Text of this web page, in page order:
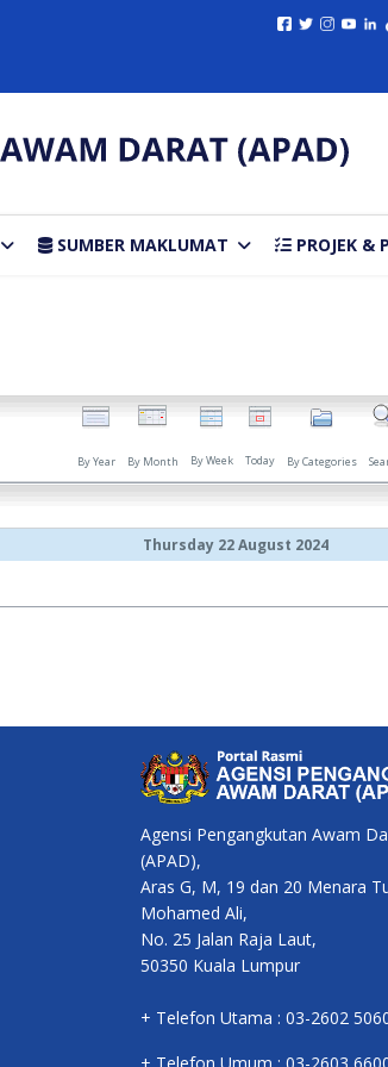
SUMBER MAKLUMAT PROJEK &
By Year By Month By Week Today By Categories
Thursday 22 August 2024
Agensi Pengangkutan Awam
(APAD),
Aras G, M, 19 dan 20 Menara
Mohamed Ali,
No. 25 Jalan Raja Laut,
50350 Kuala Lumpur
+ Telefon Utama : 03-2602